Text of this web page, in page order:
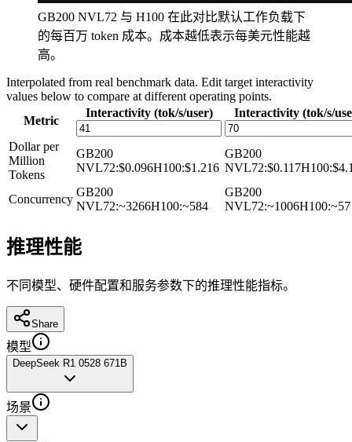
GB200 NVL72 与 H100 在此对比默认工作负载下
的每百万 token 成本。成本越低表示每美元性能越
高。
Interpolated from real benchmark data. Edit target interactivity
values below to compare at different operating points.
Metric
Interactivity (tok/s/user) Interactivity (tok/s/
Dollar per
Million
Tokens
GB200
NVL72:$0.096H100:$1.216
GB200
NVL72:$0.117H100:
Concurrency
GB200
NVL72:~3266H100:~584
GB200
NVL72:~1006H100:~57
推理性能
不同模型、硬件配置和服务参数下的推理性能指标。
Share
模型
DeepSeek R1 0528 671B
场景